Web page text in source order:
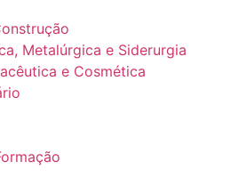
Metalúrgica e Siderurgia
e Cosmética